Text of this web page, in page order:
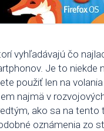
vyhľadávajú čo
Je to niekde
použiť len na
najmä v
ako sa na tento
oznámenia zo